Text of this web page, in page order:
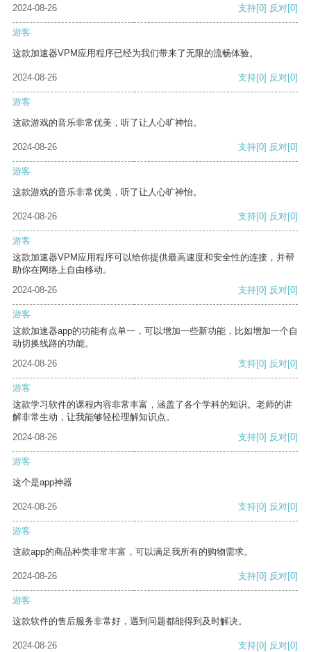
2024-08-26
支持[0] 反对[0]
游客
这款加速器VPM应用程序已经为我们带来了无限的流畅体验。
2024-08-26 支持[0] 反对[0]
游客
这款游戏的音乐非常优美，听了让人心旷神怡。
2024-08-26 支持[0] 反对[0]
游客
这款游戏的音乐非常优美，听了让人心旷神怡。
2024-08-26 支持[0] 反对[0]
游客
这款加速器VPM应用程序可以给你提供最高速度和安全性的连接，并帮
助你在网络上自由移动。
2024-08-26
支持[0] 反对[0]
游客
这款加速器app的功能有点单一，可以增加一些新功能，比如增加一个自
动切换线路的功能。
2024-08-26
支持[0] 反对[0]
游客
这款学习软件的课程内容非常丰富，涵盖了各个学科的知识。老师的讲
解非常生动，让我能够轻松理解知识点。
2024-08-26
支持[0] 反对[0]
游客
这个是app神器
2024-08-26 支持[0] 反对[0]
游客
这款app的商品种类非常丰富，可以满足我所有的购物需求。
2024-08-26 支持[0] 反对[0]
游客
这款软件的售后服务非常好，遇到问题都能得到及时解决。
2024-08-26 支持[0] 反对[0]